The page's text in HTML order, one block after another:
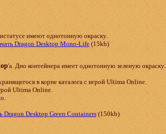
имеют однотонную окраску.
Dragon Desktop Mono-Life(15kb)
'а. Дно контейнера имеет однотонную зеленую окраску.
в корне каталога с игрой Ultima Online.
Ultima Online.
Dragon Desktop Green Containers(150kb)